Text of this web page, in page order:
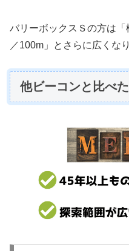
バリーボックスＳの方は「
／100m」とさらに広くな
他ビーコンと比べ